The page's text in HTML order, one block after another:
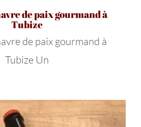
de paix gourmand à
Tubize
de paix gourmand à
Tubize Un